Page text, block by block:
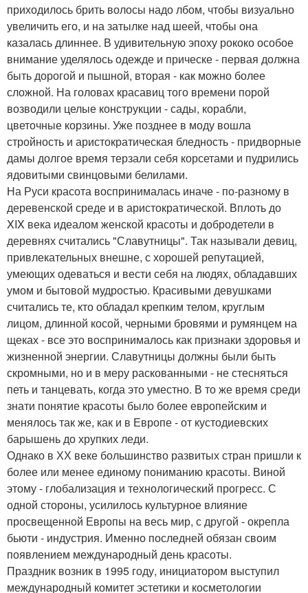
приходилось брить волосы надо лбом, чтобы визуально
увеличить его, и на затылке над шеей, чтобы она
казалась длиннее. В удивительную эпоху рококо особое
внимание уделялось одежде и прическе - первая должна
быть дорогой и пышной, вторая - как можно более
сложной. На головах красавиц того времени порой
возводили целые конструкции - сады, корабли,
цветочные корзины. Уже позднее в моду вошла
стройность и аристократическая бледность - придворные
дамы долгое время терзали себя корсетами и пудрились
ядовитыми свинцовыми белилами.
На Руси красота воспринималась иначе - по-разному в
деревенской среде и в аристократической. Вплоть до
XIX века идеалом женской красоты и добродетели в
деревнях считались "Славутницы". Так называли девиц,
привлекательных внешне, с хорошей репутацией,
умеющих одеваться и вести себя на людях, обладавших
умом и бытовой мудростью. Красивыми девушками
считались те, кто обладал крепким телом, круглым
лицом, длинной косой, черными бровями и румянцем на
щеках - все это воспринималось как признаки здоровья и
жизненной энергии. Славутницы должны были быть
скромными, но и в меру раскованными - не стесняться
петь и танцевать, когда это уместно. В то же время среди
знати понятие красоты было более европейским и
менялось так же, как и в Европе - от кустодиевских
барышень до хрупких леди.
Однако в ХХ веке большинство развитых стран пришли к
более или менее единому пониманию красоты. Виной
этому - глобализация и технологический прогресс. С
одной стороны, усилилось культурное влияние
просвещенной Европы на весь мир, с другой - окрепла
бьюти - индустрия. Именно последней обязан своим
появлением международный день красоты.
Праздник возник в 1995 году, инициатором выступил
международный комитет эстетики и косметологии